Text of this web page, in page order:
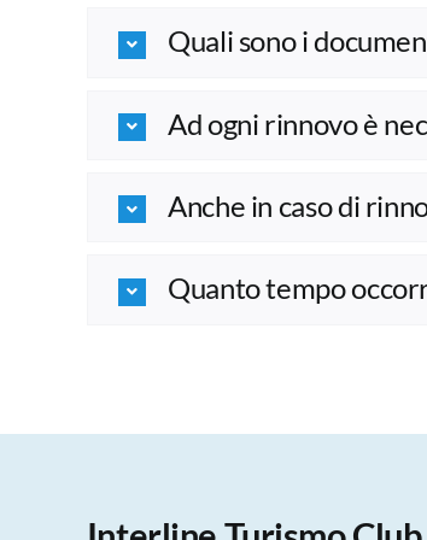
Quali sono i
Ad ogni rinnovo è
Anche in caso di
Quanto tempo